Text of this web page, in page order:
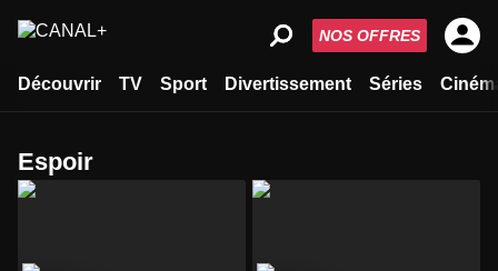
Découvrir TV Sport Divertissement Séries
NOS OFFRES
espoir